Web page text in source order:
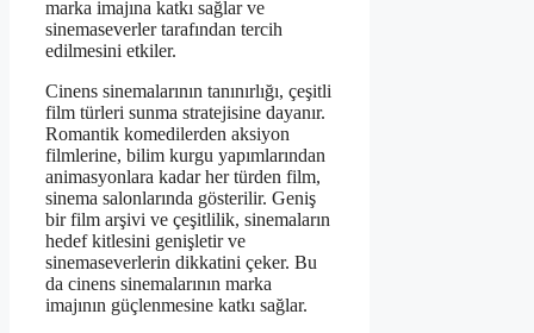
marka imajına katkı sağlar ve
sinemaseverler tarafından tercih
edilmesini etkiler.
Cinens sinemalarının tanınırlığı, çeşitli
film türleri sunma stratejisine dayanır.
Romantik komedilerden aksiyon
filmlerine, bilim kurgu yapımlarından
animasyonlara kadar her türden film,
sinema salonlarında gösterilir. Geniş
bir film arşivi ve çeşitlilik, sinemaların
hedef kitlesini genişletir ve
sinemaseverlerin dikkatini çeker. Bu
da cinens sinemalarının marka
imajının güçlenmesine katkı sağlar.